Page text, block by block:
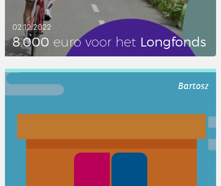
02.12.2022
8.000 euro voor het Long­fonds
LEES DIT ARTIKEL
Bartosz